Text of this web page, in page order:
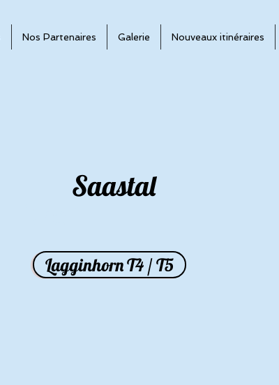
Nos Partenaires Galerie Nouveaux itinéraires
Saastal
Lagginhorn T4 / T5